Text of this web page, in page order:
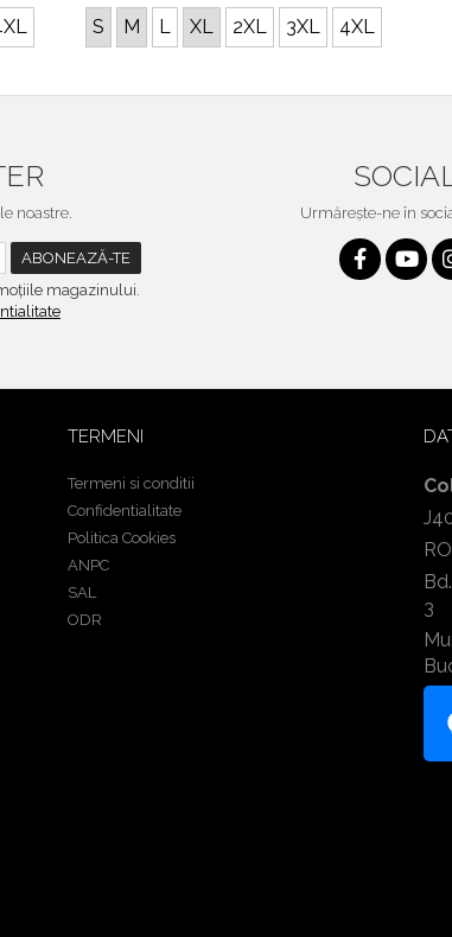
S M L XL 2XL 3XL 4XL
noastre.
magazinului.
Urmărește-ne în
TERMENI
Termeni si conditii
Confidentialitate
Politica Cookies
ANPC
SAL
ODR
3